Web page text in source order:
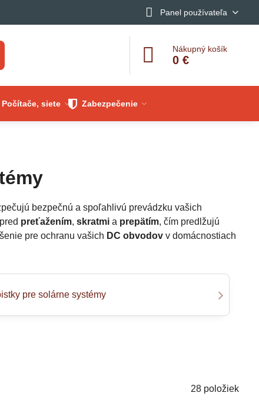
Panel používateľa
Nákupný košík
0 €
Počítače, siete Zabezpečenie
bezpečnú a spoľahlivú prevádzku vašich
preťažením,skratmi a prepätím, čím predlžujú
pre ochranu vašich DC obvodov v domácnostiach
pre solárne systémy
28 položiek